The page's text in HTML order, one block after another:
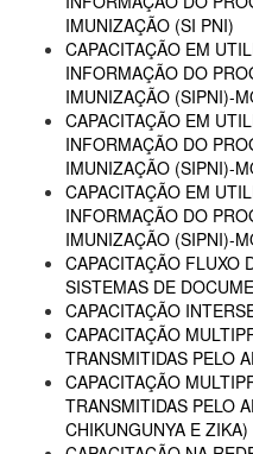
IMUNIZAÇÃO (SI PNI)
CAPACITAÇÃO EM
INFORMAÇÃO DO
IMUNIZAÇÃO (SIPNI)-
CAPACITAÇÃO EM
INFORMAÇÃO DO
IMUNIZAÇÃO (SIPNI)-
CAPACITAÇÃO EM
INFORMAÇÃO DO
IMUNIZAÇÃO (SIPNI)-
CAPACITAÇÃO FLUXO
SISTEMAS DE
CAPACITAÇÃO
CAPACITAÇÃO
TRANSMITIDAS PELO
CAPACITAÇÃO
TRANSMITIDAS PELO
CHIKUNGUNYA E ZIKA)